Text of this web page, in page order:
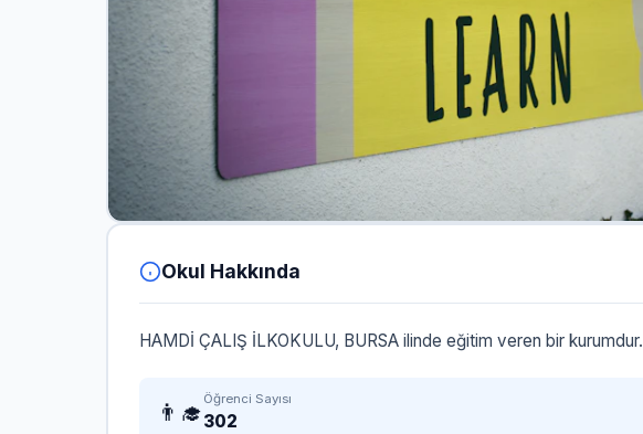
Okul Hakkında
HAMDİ ÇALIŞ İLKOKULU, BURSA ilinde eğitim veren bir kurumdur.
👨‍🎓 Öğrenci Sayısı
302